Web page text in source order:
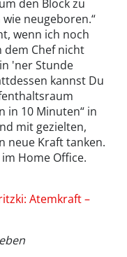
den Block zu
neugeboren.“
wenn ich noch
dem Chef nicht
'ner Stunde
kannst Du
in 10 Minuten“ in
mit gezielten,
neue Kraft tanken.
Home Office.
Atemkraft –